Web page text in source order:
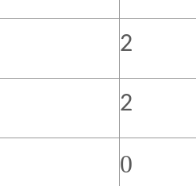
2
2
0